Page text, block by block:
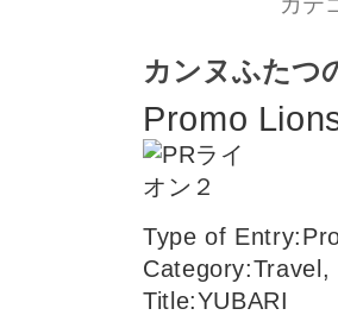
カンヌふたつ
Promo
Type of
Title:YUBARI